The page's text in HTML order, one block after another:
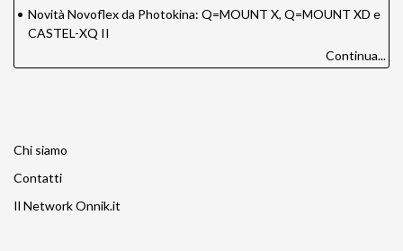
• Novità Novoflex da Photokina: Q=MOUNT X, Q=MOUNT XD e
CASTEL-XQ II
Continua...
Chi siamo
Contatti
Il Network Onnik.it